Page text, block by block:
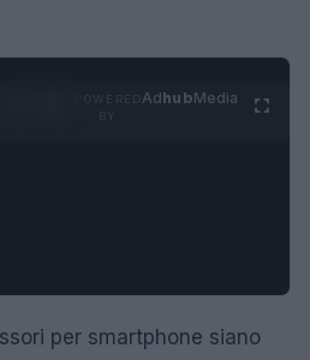
AdhubMedia
per smartphone siano